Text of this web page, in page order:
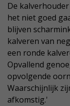
De
het niet goed
blijven
kalveren van
een ronde
Opvallend
opvolgende
Waarschijnlijk
afkomstig.'